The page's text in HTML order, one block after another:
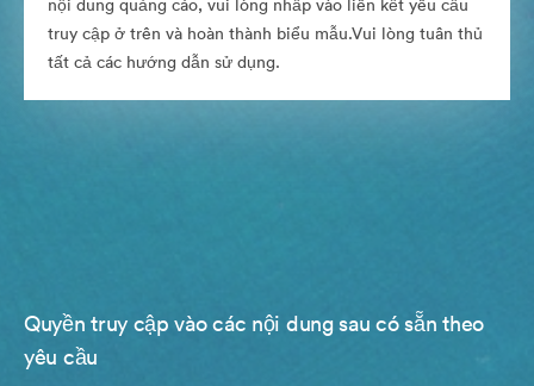
nội dung quảng cáo, vui lòng nhấp vào liên kết yêu cầu
truy cập ở trên và hoàn thành biểu mẫu.Vui lòng tuân thủ
tất cả các hướng dẫn sử dụng.
Quyền truy cập vào các nội dung sau có sẵn theo
yêu cầu